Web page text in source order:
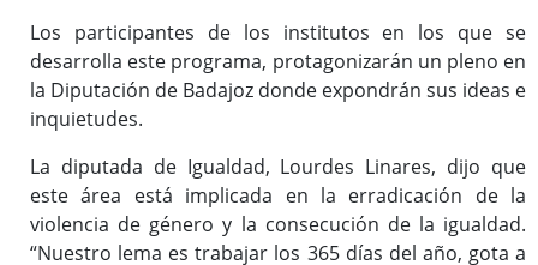
Los participantes de los institutos en los que se
desarrolla este programa, protagonizarán un pleno en
la Diputación de Badajoz donde expondrán sus ideas e
inquietudes.
La diputada de Igualdad, Lourdes Linares, dijo que
este área está implicada en la erradicación de la
violencia de género y la consecución de la igualdad.
“Nuestro lema es trabajar los 365 días del año, gota a